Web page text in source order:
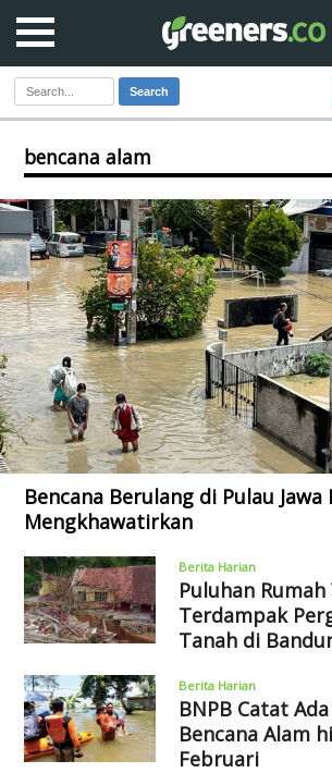
Search
bencana alam
Bencana Berulang di Pulau Jawa
Mengkhawatirkan
Berita Harian
Puluhan Rumah
Terdampak
Tanah di
Berita Harian
BNPB Catat
Bencana Alam
Februari